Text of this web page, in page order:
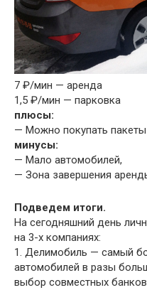
7 ₽/мин — аренда
1,5 ₽/мин — парковка
плюсы:
— Можно покупать
минусы:
— Мало автомобилей,
— Зона завершения
Подведем итоги.
На сегодняшний день
на 3-х компаниях:
1. Делимобиль — самый
автомобилей в разы
выбор совместных